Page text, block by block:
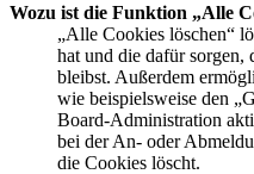
Wozu ist die Funktion „Alle
„Alle Cookies löschen“
hat und die dafür sorgen,
bleibst. Außerdem
wie beispielsweise den
Board-Administration
bei der An- oder
die Cookies löscht.